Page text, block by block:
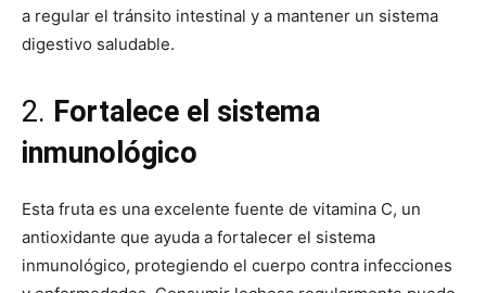
a regular el tránsito intestinal y a mantener un sistema
digestivo saludable.
2. Fortalece el sistema
inmunológico
Esta fruta es una excelente fuente de vitamina C, un
antioxidante que ayuda a fortalecer el sistema
inmunológico, protegiendo el cuerpo contra infecciones